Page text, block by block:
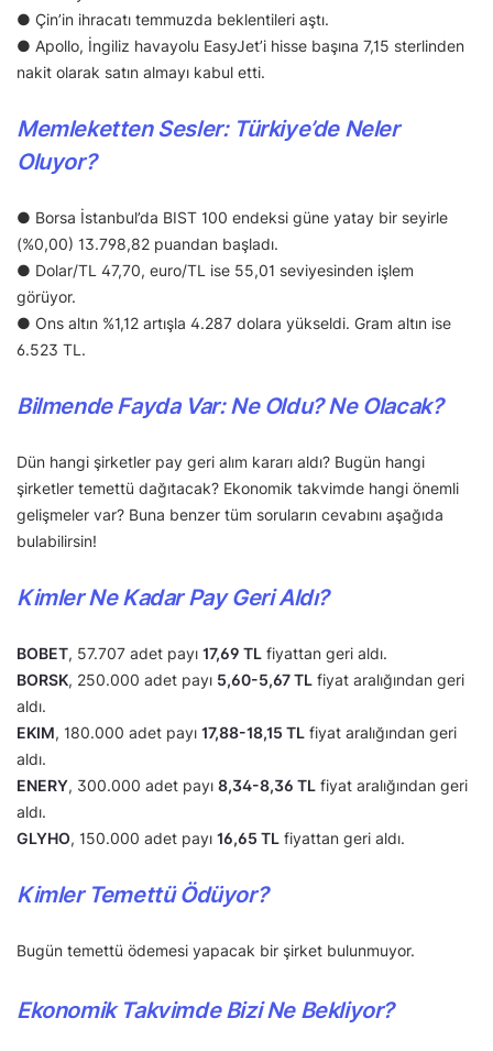
● Çin’in ihracatı temmuzda beklentileri aştı.
● Apollo, İngiliz havayolu EasyJet’i hisse başına 7,15 sterlinden
nakit olarak satın almayı kabul etti.
Memleketten Sesler: Türkiye’de Neler
Oluyor?
● Borsa İstanbul’da BIST 100 endeksi güne yatay bir seyirle
(%0,00) 13.798,82 puandan başladı.
● Dolar/TL 47,70, euro/TL ise 55,01 seviyesinden işlem
görüyor.
● Ons altın %1,12 artışla 4.287 dolara yükseldi. Gram altın ise
6.523 TL.
Bilmende Fayda Var: Ne Oldu? Ne Olacak?
Dün hangi şirketler pay geri alım kararı aldı? Bugün hangi
şirketler temettü dağıtacak? Ekonomik takvimde hangi önemli
gelişmeler var? Buna benzer tüm soruların cevabını aşağıda
bulabilirsin!
Kimler Ne Kadar Pay Geri Aldı?
BOBET, 57.707 adet payı 17,69 TL fiyattan geri aldı.
BORSK, 250.000 adet payı 5,60-5,67 TL fiyat aralığından geri
aldı.
EKIM, 180.000 adet payı 17,88-18,15 TL fiyat aralığından geri
aldı.
ENERY, 300.000 adet payı 8,34-8,36 TL fiyat aralığından geri
aldı.
GLYHO, 150.000 adet payı 16,65 TL fiyattan geri aldı.
Kimler Temettü Ödüyor?
Bugün temettü ödemesi yapacak bir şirket bulunmuyor.
Ekonomik Takvimde Bizi Ne Bekliyor?